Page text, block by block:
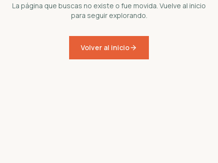
La página que buscas no existe o fue movida. Vuelve al inicio
para seguir explorando.
Volver al inicio